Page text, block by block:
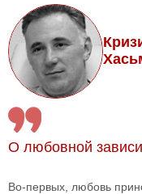
О любовной
Во-первых, любовь